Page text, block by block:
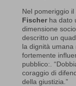
Nel pomeriggio
Fischerha dato
dimensione
descritto un
la dignità
fortemente
pubblico:.
coraggio di
della giustizia.”